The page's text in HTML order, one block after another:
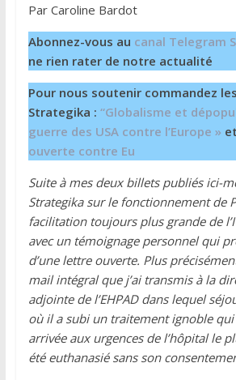
Par Caroline Bardot
Abonnez-vous au canal Telegram
ne rien rater de notre actualité
Pour nous soutenir commandez
Strategika : “Globalisme et
guerre des USA contre l’Europe » et
ouverte contre Eu
Suite à mes deux billets publiés ici-
Strategika sur le fonctionnement de
facilitation toujours plus grande de
avec un témoignage personnel qui
d’une lettre ouverte. Plus
mail intégral que j’ai transmis à la
adjointe de l’EHPAD dans lequel
où il a subi un traitement ignoble
arrivée aux urgences de l’hôpital le
été euthanasié sans son